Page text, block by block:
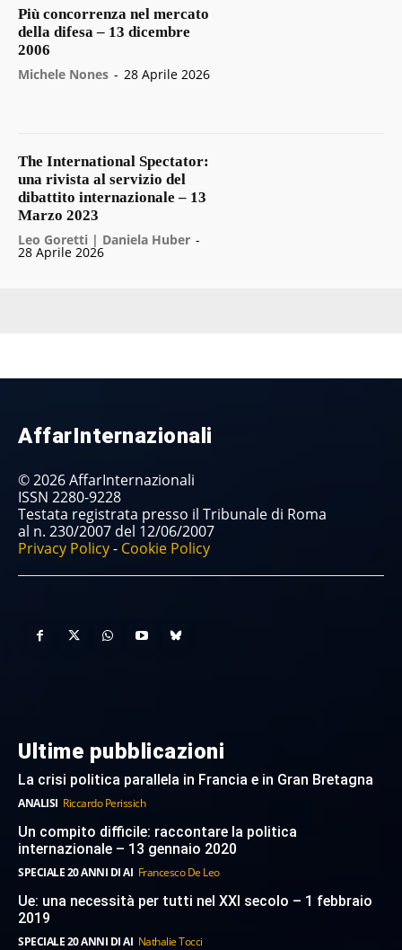
Più concorrenza nel mercato
della difesa – 13 dicembre
2006
Michele Nones - 28 Aprile 2026
The International Spectator:
una rivista al servizio del
dibattito internazionale – 13
Marzo 2023
Leo Goretti | Daniela Huber -
28 Aprile 2026
AffarInternazionali
© 2026 AffarInternazionali
ISSN 2280-9228
Testata registrata presso il Tribunale di Roma
al n. 230/2007 del 12/06/2007
Privacy Policy- Cookie Policy
Ultime pubblicazioni
La crisi politica parallela in Francia e in Gran Bretagna
ANALISI Riccardo Perissich
Un compito difficile: raccontare la politica
internazionale – 13 gennaio 2020
SPECIALE 20 ANNI DI AI Francesco De Leo
Ue: una necessità per tutti nel XXI secolo – 1 febbraio
2019
SPECIALE 20 ANNI DI AI Nathalie Tocci